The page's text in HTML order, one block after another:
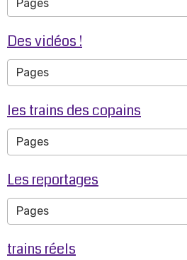
Des vidéos !
les trains des copains
Les reportages
trains réels